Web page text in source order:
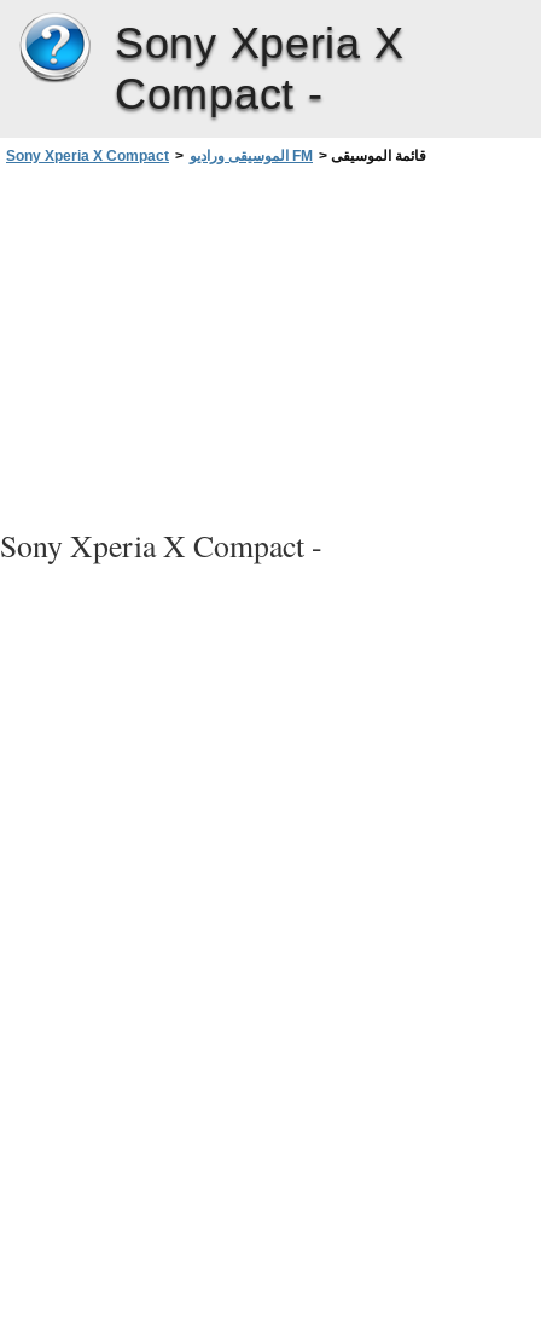
Sony Xperia X
Compact -
Sony Xperia X Compact > الموسيقى وراديو FM > قائمة الموسيقى
Sony Xperia X Compact -